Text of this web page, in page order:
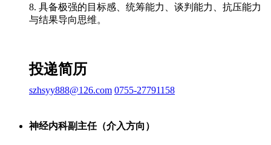
8. 具备极强的目标感、统筹能力、谈判能力、抗压能力
与结果导向思维。
投递简历
szhsyy888@126.com 0755-27791158
神经内科副主任（介入方向）